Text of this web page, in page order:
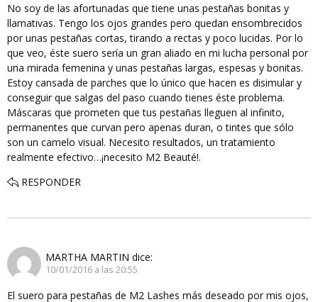
No soy de las afortunadas que tiene unas pestañas bonitas y
llamativas. Tengo los ojos grandes pero quedan ensombrecidos
por unas pestañas cortas, tirando a rectas y poco lucidas. Por lo
que veo, éste suero sería un gran aliado en mi lucha personal por
una mirada femenina y unas pestañas largas, espesas y bonitas.
Estoy cansada de parches que lo único que hacen es disimular y
conseguir que salgas del paso cuando tienes éste problema.
Máscaras que prometen que tus pestañas lleguen al infinito,
permanentes que curvan pero apenas duran, o tintes que sólo
son un camelo visual. Necesito resultados, un tratamiento
realmente efectivo…¡necesito M2 Beauté!.
RESPONDER
MARTHA MARTIN dice:
10/01/2016 a las 20:55
El suero para pestañas de M2 Lashes más deseado por mis ojos,